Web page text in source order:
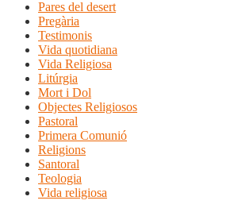
Pares del desert
Pregària
Testimonis
Vida quotidiana
Vida Religiosa
Litúrgia
Mort i Dol
Objectes Religiosos
Pastoral
Primera Comunió
Religions
Santoral
Teologia
Vida religiosa